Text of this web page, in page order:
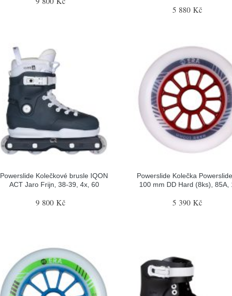
5 880 Kč
Powerslide Kolečkové brusle IQON
ACT Jaro Frijn, 38-39, 4x, 60
9 800 Kč
Powerslide Kolečka
100 mm DD Hard (8ks), 85A,
5 390 Kč